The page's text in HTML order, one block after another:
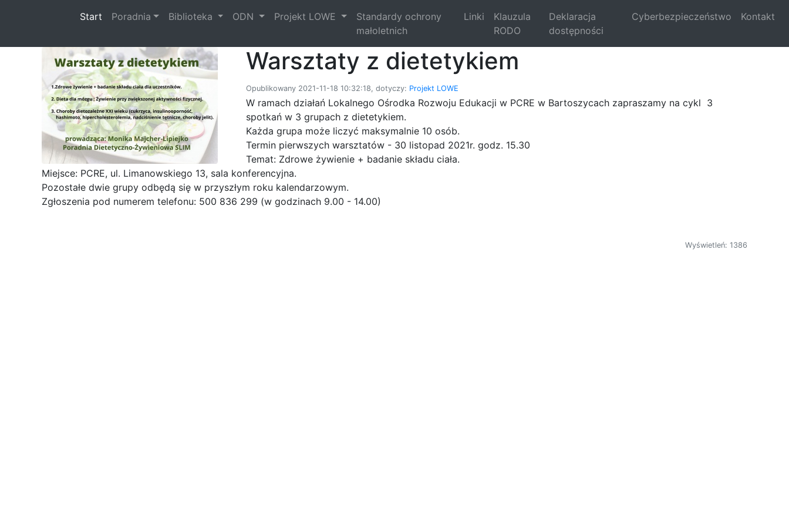
Start (current)
Poradnia Biblioteka ODN Projekt LOWE
Standardy ochrony
małoletnich
Linki
Klauzula
RODO
Deklaracja
dostępności
Cyberbezpieczeństwo Kontakt
Warsztaty z dietetykiem
Opublikowany 2021-11-18 10:32:18, dotyczy: Projekt LOWE
W ramach działań Lokalnego Ośrodka Rozwoju Edukacji w PCRE w Bartoszycach zapraszamy na cykl 3
spotkań w 3 grupach z dietetykiem.
Każda grupa może liczyć maksymalnie 10 osób.
Termin pierwszych warsztatów - 30 listopad 2021r. godz. 15.30
Temat: Zdrowe żywienie + badanie składu ciała.
Miejsce: PCRE, ul. Limanowskiego 13, sala konferencyjna.
Pozostałe dwie grupy odbędą się w przyszłym roku kalendarzowym.
Zgłoszenia pod numerem telefonu: 500 836 299 (w godzinach 9.00 - 14.00)
Wyświetleń: 1386